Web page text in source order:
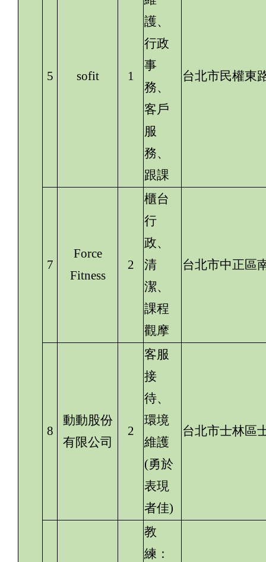
5 sofit 1
護、
行政
事
務、
客戶
服
務、
跟課
台北市民權東
7
Force
Fitness
2
櫃台
行
政、
清
潔、
課程
觀摩
台北市中正區
8
動動股份
有限公司
2
客服
接
待、
環境
維護
(勇於
表現
者佳)
台北市士林區
教
練：